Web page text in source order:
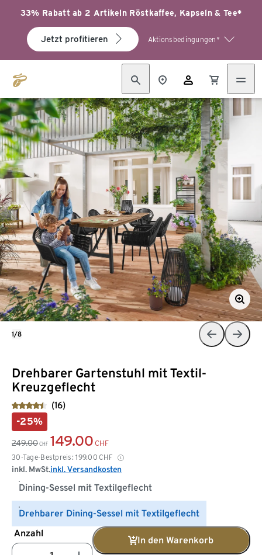
33% Rabatt ab 2 Artikeln Röstkaffee, Kapseln & Tee*
Jetzt profitieren Aktionsbedingungen*
Drehbarer Gartenstuhl mit Textil-
Kreuzgeflecht
(16)
-25%
249.00 CHF 149.00 CHF
30-Tage-Bestpreis: 199.00 CHF
inkl. MwSt.inkl. Versandkosten
Dining-Sessel mit Textilgeflecht
Drehbarer Dining-Sessel mit Textilgeflecht
Anzahl
In den Warenkorb
1/8